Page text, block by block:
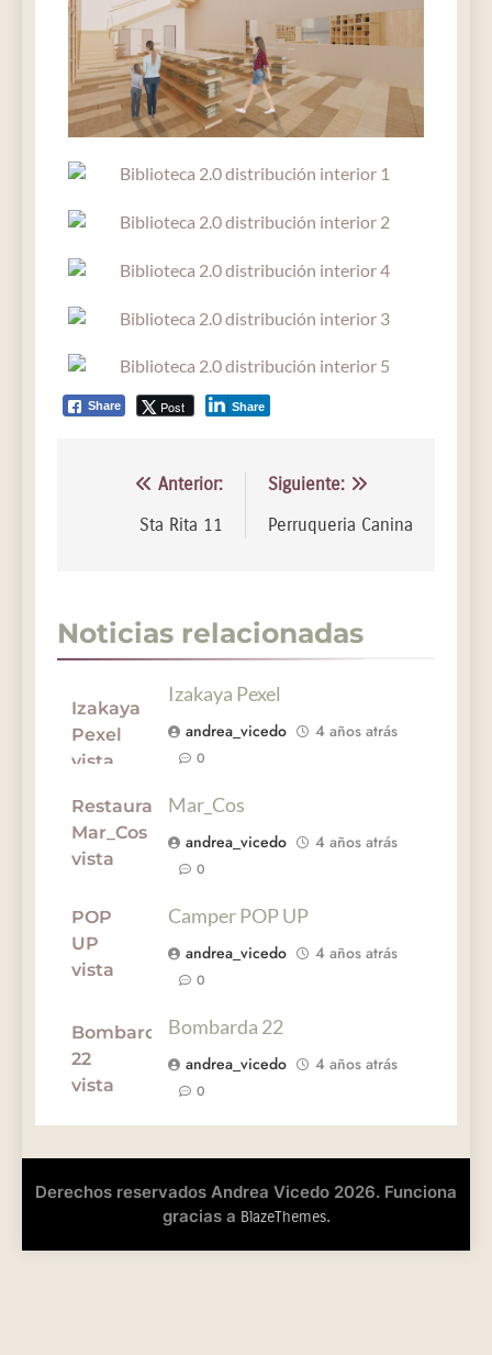
Share Post Share
Anterior:
Sta Rita 11
Siguiente:
Perruqueria Canina
Noticias relacionadas
Izakaya Pexel
andrea_vicedo 4 años atrás
0
Mar_Cos
andrea_vicedo 4 años atrás
0
Camper POP UP
andrea_vicedo 4 años atrás
0
Bombarda 22
andrea_vicedo 4 años atrás
0
Derechos reservados Andrea Vicedo 2026. Funciona
gracias a BlazeThemes.